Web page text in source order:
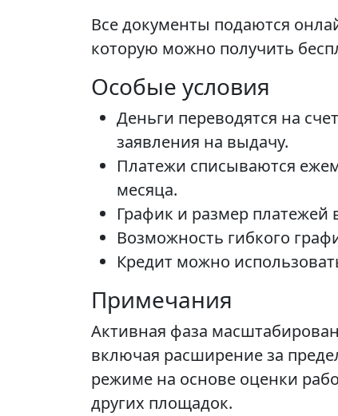
Все документы подаются
которую можно получить
Особые условия
Деньги переводятся на
заявления на выдачу.
Платежи списываются
месяца.
График и размер платежей
Возможность гибкого
Кредит можно
Примечания
Активная фаза
включая расширение за
режиме на основе оценки
других площадок.